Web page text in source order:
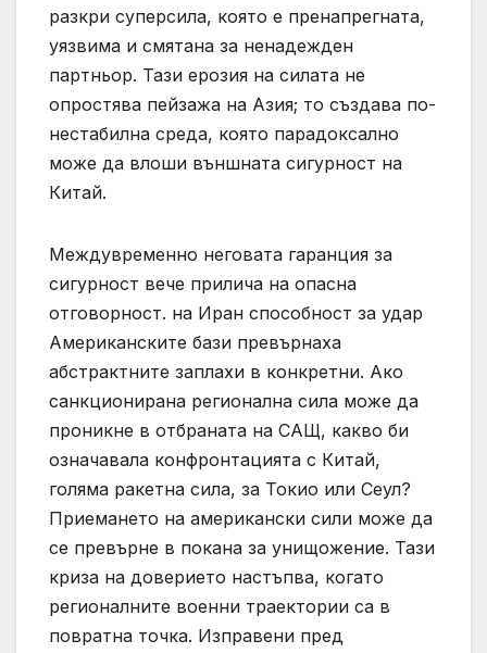
разкри суперсила, която е пренапрегната,
уязвима и смятана за ненадежден
партньор. Тази ерозия на силата не
опростява пейзажа на Азия; то създава по-
нестабилна среда, която парадоксално
може да влоши външната сигурност на
Китай.
Междувременно неговата гаранция за
сигурност вече прилича на опасна
отговорност. на Иран способност за удар
Американските бази превърнаха
абстрактните заплахи в конкретни. Ако
санкционирана регионална сила може да
проникне в отбраната на САЩ, какво би
означавала конфронтацията с Китай,
голяма ракетна сила, за Токио или Сеул?
Приемането на американски сили може да
се превърне в покана за унищожение. Тази
криза на доверието настъпва, когато
регионалните военни траектории са в
повратна точка. Изправени пред